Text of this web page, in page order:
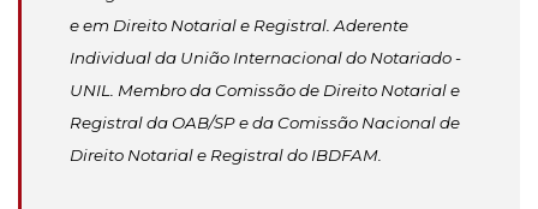
e em Direito Notarial e Registral. Aderente
Individual da União Internacional do Notariado -
UNIL. Membro da Comissão de Direito Notarial e
Registral da OAB/SP e da Comissão Nacional de
Direito Notarial e Registral do IBDFAM.